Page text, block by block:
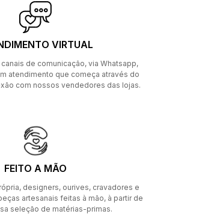
VIRTUAL
de comunicação, via Whatsapp,
atendimento que começa através do
com nossos vendedores das lojas.
FEITO A MÃO
designers, ourives, cravadores e
artesanais feitas à mão, à partir de
seleção de matérias-primas.